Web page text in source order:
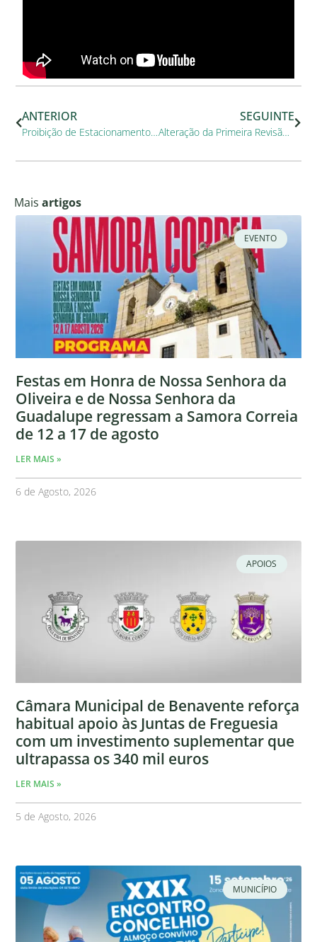
ANTERIOR
Proibição de Estacionamento – Benavente
SEGUINTE
Alteração da Primeira Revisão do PDM de Benavente para adequação ao RJIGT
Mais artigos
EVENTO
Festas em Honra de Nossa Senhora da
Oliveira e de Nossa Senhora da
Guadalupe regressam a Samora Correia
de 12 a 17 de agosto
LER MAIS »
6 de Agosto, 2026
APOIOS
Câmara Municipal de Benavente reforça
habitual apoio às Juntas de Freguesia
com um investimento suplementar que
ultrapassa os 340 mil euros
LER MAIS »
5 de Agosto, 2026
MUNICÍPIO